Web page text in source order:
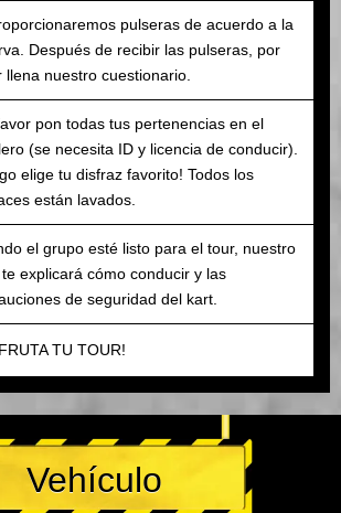
pulseras de acuerdo a la
Después de recibir las pulseras, por
llena nuestro cuestionario.
pon todas tus pertenencias en el
(se necesita ID y licencia de conducir).
elige tu disfraz favorito! Todos los
están lavados.
el grupo esté listo para el tour, nuestro
explicará cómo conducir y las
de seguridad del kart.
TU TOUR!
Vehículo